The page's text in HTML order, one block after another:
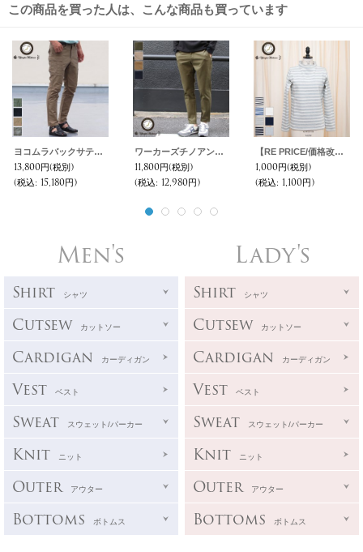
この商品を買った人は、こんな商品も買っています
ヨコムラバックサテンアンクルカーゴパンツ【MADE IN JAPAN】『日本製』【送料無料】/ Upscape Audience
13,800円(税別)
(税込: 15,180円)
ワーカーズチノアンクル丈パンツ【MADE IN JAPAN】『日本製』【送料無料】/ Upscape Audience
11,800円(税別)
(税込: 12,980円)
【RE PRICE/価格改定】Basque10オンス（バスク天竺） ボトルネック長袖カットソー [Lady's] ]【MADE IN JAPAN】『日本製』 / Upscape Audience
1,000円(税別)
(税込: 1,100円)
Men's
Shirt シャツ
Cutsew カットソー
Cardigan カーディガン
Vest ベスト
Sweat スウェット/パーカー
Knit ニット
Outer アウター
Bottoms ボトムス
Lady's
Shirt シャツ
Cutsew カットソー
Cardigan カーディガン
Vest ベスト
Sweat スウェット/パーカー
Knit ニット
Outer アウター
Bottoms ボトムス